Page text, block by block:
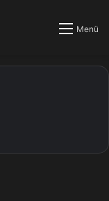
Menü